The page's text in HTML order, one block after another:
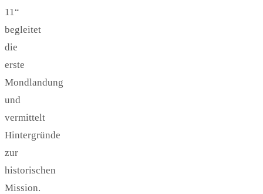
11“
begleitet
die
erste
Mondlandung
und
vermittelt
Hintergründe
zur
historischen
Mission.